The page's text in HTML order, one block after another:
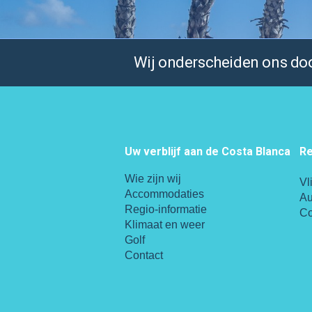
Wij onderscheiden ons
Uw verblijf aan de Costa Blanca
Wie zijn wij
Accommodaties
Regio-informatie
Klimaat en weer
Golf
Contact